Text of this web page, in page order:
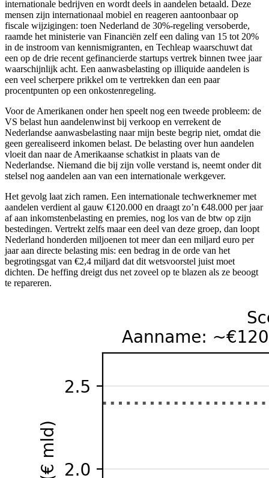
internationale bedrijven en wordt deels in aandelen betaald. Deze
mensen zijn internationaal mobiel en reageren aantoonbaar op
fiscale wijzigingen: toen Nederland de 30%-regeling versoberde,
raamde het ministerie van Financiën zelf een daling van 15 tot 20%
in de instroom van kennismigranten, en Techleap waarschuwt dat
een op de drie recent gefinancierde startups vertrek binnen twee jaar
waarschijnlijk acht. Een aanwasbelasting op illiquide aandelen is
een veel scherpere prikkel om te vertrekken dan een paar
procentpunten op een onkostenregeling.
Voor de Amerikanen onder hen speelt nog een tweede probleem: de
VS belast hun aandelenwinst bij verkoop en verrekent de
Nederlandse aanwasbelasting naar mijn beste begrip niet, omdat die
geen gerealiseerd inkomen belast. De belasting over hun aandelen
vloeit dan naar de Amerikaanse schatkist in plaats van de
Nederlandse. Niemand die bij zijn volle verstand is, neemt onder dit
stelsel nog aandelen aan van een internationale werkgever.
Het gevolg laat zich ramen. Een internationale techwerknemer met
aandelen verdient al gauw €120.000 en draagt zo’n €48.000 per jaar
af aan inkomstenbelasting en premies, nog los van de btw op zijn
bestedingen. Vertrekt zelfs maar een deel van deze groep, dan loopt
Nederland honderden miljoenen tot meer dan een miljard euro per
jaar aan directe belasting mis: een bedrag in de orde van het
begrotingsgat van €2,4 miljard dat dit wetsvoorstel juist moet
dichten. De heffing dreigt dus net zoveel op te blazen als ze beoogt
te repareren.